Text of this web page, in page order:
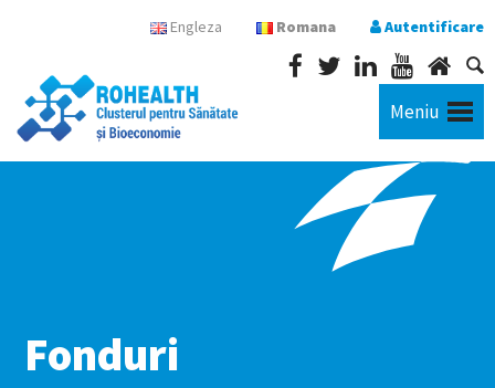
Engleza Romana Autentificare
Meniu
Fonduri